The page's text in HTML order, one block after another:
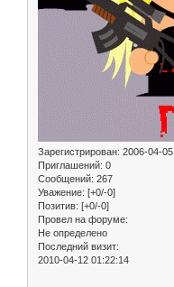
Зарегистрирован: 2006-04-05
Приглашений: 0
Сообщений: 267
Уважение: [+0/-0]
Позитив: [+0/-0]
Провел на форуме:
Не определено
Последний визит:
2010-04-12 01:22:14